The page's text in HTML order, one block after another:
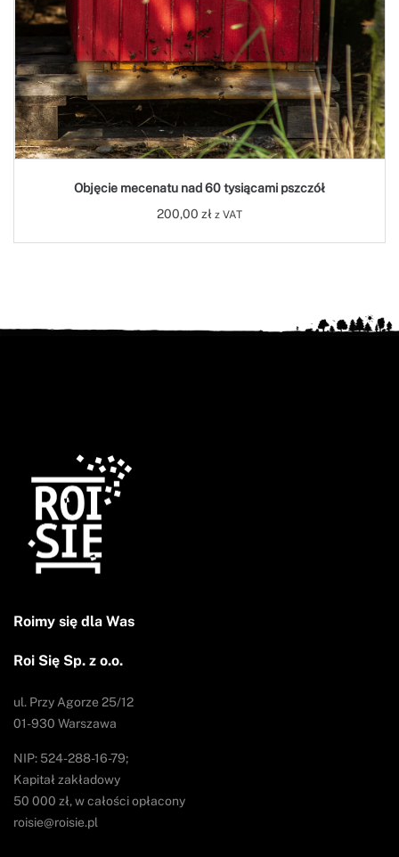
Objęcie mecenatu nad 60 tysiącami pszczół
200,00 zł z VAT
Roimy się dla Was
Roi Się Sp. z o.o.
ul. Przy Agorze 25/12
01-930 Warszawa
NIP: 524-288-16-79;
Kapitał zakładowy
50 000 zł, w całości opłacony
roisie@roisie.pl